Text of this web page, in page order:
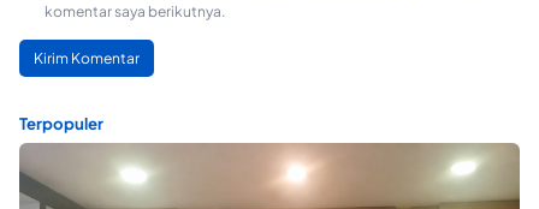
komentar saya berikutnya.
Terpopuler